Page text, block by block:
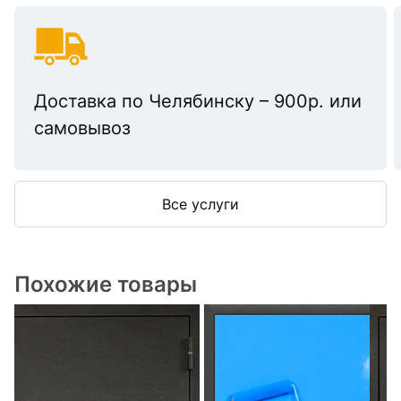
Доставка по Челябинску – 900р. или
самовывоз
Все услуги
Похожие товары